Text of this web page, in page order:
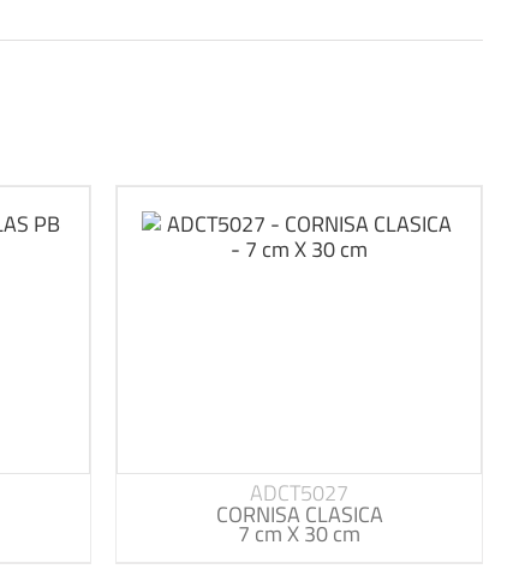
ADCT5027
CORNISA CLASICA
7 cm X 30 cm